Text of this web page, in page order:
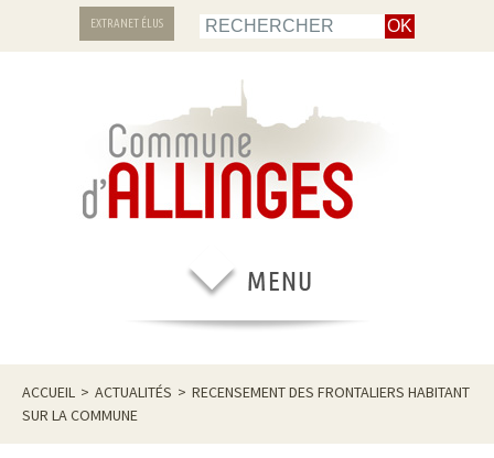
EXTRANET ÉLUS
ACCUEIL > ACTUALITÉS > RECENSEMENT DES FRONTALIERS HABITANT
SUR LA COMMUNE